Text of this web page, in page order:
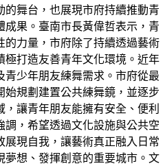
的舞台，也展現市府持續推動青
果。臺南市長黃偉哲表示，青
的力量，市府除了持續透過藝術
極打造友善青年文化環境。近年
青少年朋友練舞需求。市府從最
規劃建置公共練舞鏡，並逐步
讓青年朋友能擁有安全、便利
調，希望透過文化設施與公共空
展現自我，讓藝術真正融入日常
夢想、發揮創意的重要城市。文